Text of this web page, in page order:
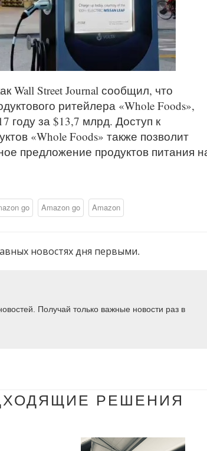
Wall Street Journal сообщил, что
ритейлера «Whole Foods»,
году за $13,7 млрд. Доступ к
«Whole Foods» также позволит
предложение продуктов питания
go Amazon go Amazon
новостях дня первыми.
Получай только важные новости раз в
РЕШЕНИЯ